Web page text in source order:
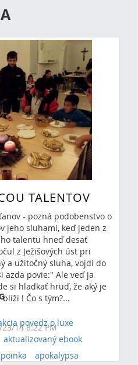
TALENTOV
- pozná podobenstvo o
jeho sluhami, keď jeden z
talentu hneď desať
z Ježišových úst pri
a užitočný sluha, vojdi do
azda povie:" Ale veď ja
si hladkať hruď, že aký je
! Čo s tým?...
23/14 8:22 PM
povedz o luxe
aktualizovaný ebook
apokalypsa